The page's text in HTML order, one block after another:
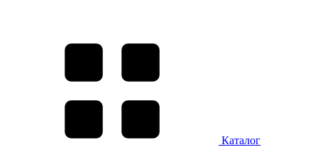
Каталог